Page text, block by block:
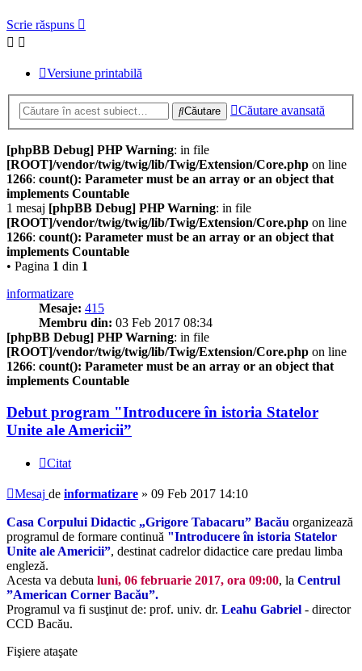
Scrie răspuns
Versiune printabilă
Căutare Căutare avansată
[phpBB Debug] PHP Warning: in file
[ROOT]/vendor/twig/twig/lib/Twig/Extension/Core.php on line
1266: count(): Parameter must be an array or an object that
implements Countable
1 mesaj [phpBB Debug] PHP Warning: in file
[ROOT]/vendor/twig/twig/lib/Twig/Extension/Core.php on line
1266: count(): Parameter must be an array or an object that
implements Countable
• Pagina 1 din 1
informatizare
Mesaje: 415
Membru din: 03 Feb 2017 08:34
[phpBB Debug] PHP Warning: in file
[ROOT]/vendor/twig/twig/lib/Twig/Extension/Core.php on line
1266: count(): Parameter must be an array or an object that
implements Countable
Debut program "Introducere în istoria Statelor
Unite ale Americii”
Citat
Mesaj de informatizare » 09 Feb 2017 14:10
Casa Corpului Didactic „Grigore Tabacaru” Bacău organizează
programul de formare continuă "Introducere în istoria Statelor
Unite ale Americii”, destinat cadrelor didactice care predau limba
engleză.
Acesta va debuta luni, 06 februarie 2017, ora 09:00, la Centrul
”American Corner Bacău”.
Programul va fi susţinut de: prof. univ. dr. Leahu Gabriel - director
CCD Bacău.
Fişiere ataşate